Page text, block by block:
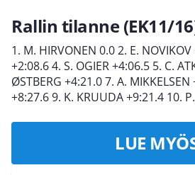
Rallin tilanne (EK11/
1. M. HIRVONEN 0.0 2. E.
+2:08.6 4. S. OGIER +4:06.5 5. C.
ØSTBERG +4:21.0 7. A.
+8:27.6 9. K. KRUUDA +9:21.4 10.
LUE